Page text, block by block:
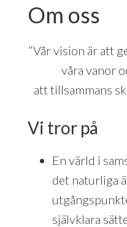
Om oss
”Vår vision är att
våra vanor
att tillsammans
Vi tror på
En värld i
det naturliga
självklara